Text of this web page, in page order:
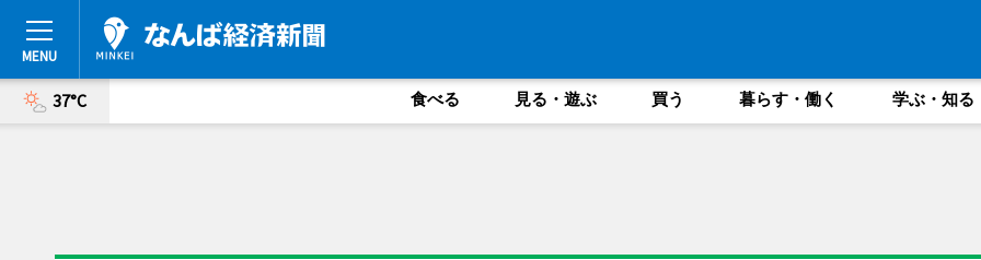
37°C 食べる 見る・遊ぶ 買う 暮らす・働く 学ぶ・知る